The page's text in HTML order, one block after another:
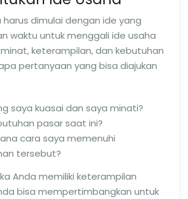
dimulai dengan ide yang
waktu untuk menggali ide usaha
keterampilan, dan kebutuhan
pertanyaan yang bisa diajukan
saya kuasai dan saya minati?
pasar saat ini?
cara saya memenuhi
tersebut?
Anda memiliki keterampilan
bisa mempertimbangkan untuk